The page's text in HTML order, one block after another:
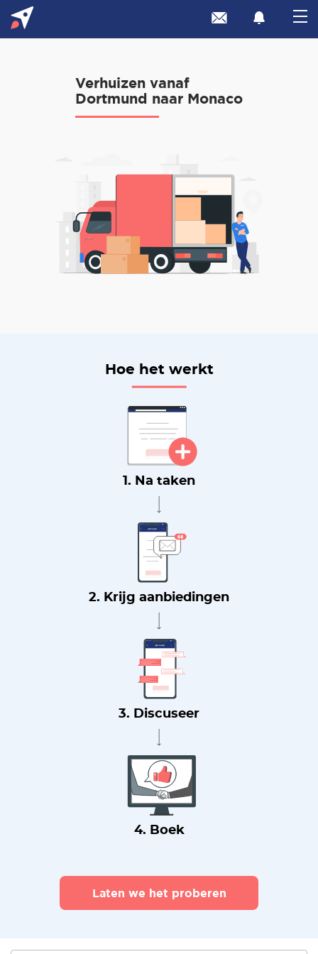
Verhuizen vanaf
Dortmund naar Monaco
Hoe het werkt
1. Na taken
2. Krijg aanbiedingen
3. Discuseer
4. Boek
Laten we het proberen